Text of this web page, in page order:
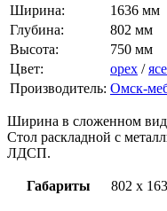
Ширина:
1636 мм
Глубина:
802 мм
Высота:
750 мм
Цвет:
орех /
Производитель: Омск-
Ширина в сложенном
Стол раскладной с
ЛДСП.
Габариты 802 x